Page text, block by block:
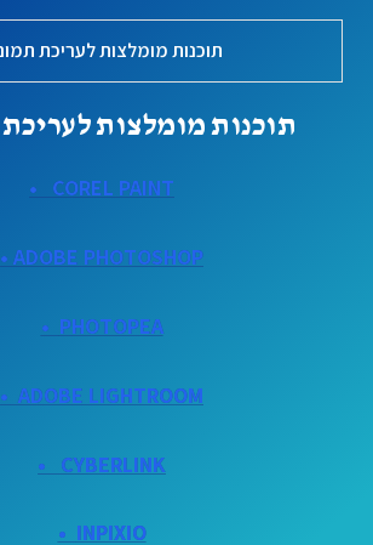
תוכנות מומלצות לעריכת
תוכנות מומלצות
COREL PAINT •
ADOBE PHOTOSHOP •
PHOTOPEA •
ADOBE LIGHTROOM •
CYBERLINK •
INPIXIO •